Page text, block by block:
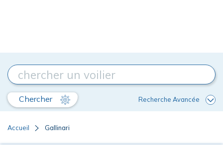
Chercher Recherche Avancée
Accueil Gallinari